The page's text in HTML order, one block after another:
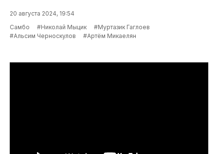
20 августа 2024, 19:54
Самбо
#Николай Мыцик
#Муртазик Гаглоев
#Альсим Черноскулов
#Артём Микаелян